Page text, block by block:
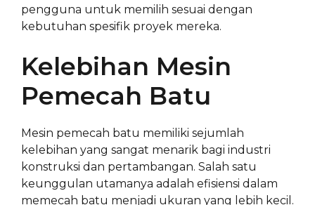
pengguna untuk memilih sesuai dengan
kebutuhan spesifik proyek mereka.
Kelebihan Mesin
Pemecah Batu
Mesin pemecah batu memiliki sejumlah
kelebihan yang sangat menarik bagi industri
konstruksi dan pertambangan. Salah satu
keunggulan utamanya adalah efisiensi dalam
memecah batu menjadi ukuran yang lebih kecil.